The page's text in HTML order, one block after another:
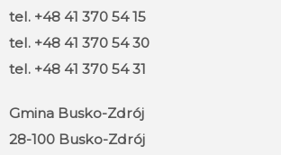
tel. +48 41 370 54 15
tel. +48 41 370 54 30
tel. +48 41 370 54 31
Gmina Busko-Zdrój
28-100 Busko-Zdrój